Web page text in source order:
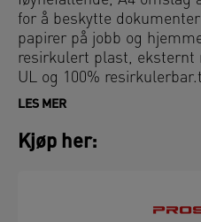
for å beskytte
papirer på jobb og
resirkulert plast, eksternt
UL og 100%
praktiske omslaget
vare. Moderne og
som passer hjemme og
LES MER
Kjøp her: